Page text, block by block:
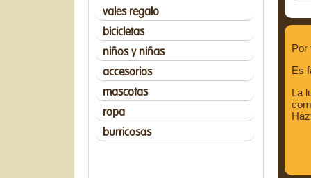
vales regalo
bicicletas
niños y niñas
accesorios
mascotas
ropa
burricosas
Por
Es
La